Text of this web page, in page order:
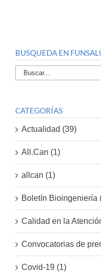
BUSQUEDA EN
Buscar
por:
CATEGORÍAS
Actualidad (39)
All.Can (1)
allcan (1)
Boletín Bioingeniería
Calidad en la
Convocatorias de
Covid-19 (1)